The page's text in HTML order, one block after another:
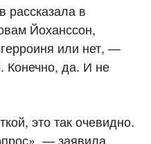
рассказала в
Йоханссон,
или нет, —
Конечно, да. И не
это так очевидно.
— заявила